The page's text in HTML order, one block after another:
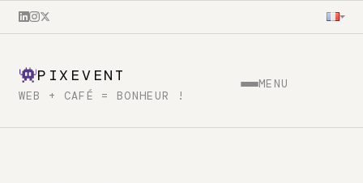
PIXEVENT
WEB + CAFÉ = BONHEUR !
MENU